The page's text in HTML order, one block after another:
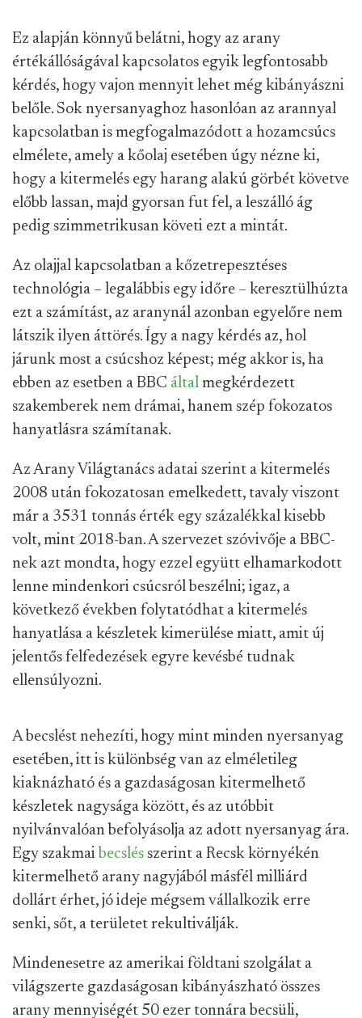
Ez alapján könnyű belátni, hogy az arany
értékállóságával kapcsolatos egyik legfontosabb
kérdés, hogy vajon mennyit lehet még kibányászni
belőle. Sok nyersanyaghoz hasonlóan az arannyal
kapcsolatban is megfogalmazódott a hozamcsúcs
elmélete, amely a kőolaj esetében úgy nézne ki,
hogy a kitermelés egy harang alakú görbét követve
előbb lassan, majd gyorsan fut fel, a leszálló ág
pedig szimmetrikusan követi ezt a mintát.
Az olajjal kapcsolatban a kőzetrepesztéses
technológia – legalábbis egy időre – keresztülhúzta
ezt a számítást, az aranynál azonban egyelőre nem
látszik ilyen áttörés. Így a nagy kérdés az, hol
járunk most a csúcshoz képest; még akkor is, ha
ebben az esetben a BBC által megkérdezett
szakemberek nem drámai, hanem szép fokozatos
hanyatlásra számítanak.
Az Arany Világtanács adatai szerint a kitermelés
2008 után fokozatosan emelkedett, tavaly viszont
már a 3531 tonnás érték egy százalékkal kisebb
volt, mint 2018-ban. A szervezet szóvivője a BBC-
nek azt mondta, hogy ezzel együtt elhamarkodott
lenne mindenkori csúcsról beszélni; igaz, a
következő években folytatódhat a kitermelés
hanyatlása a készletek kimerülése miatt, amit új
jelentős felfedezések egyre kevésbé tudnak
ellensúlyozni.
A becslést nehezíti, hogy mint minden nyersanyag
esetében, itt is különbség van az elméletileg
kiaknázható és a gazdaságosan kitermelhető
készletek nagysága között, és az utóbbit
nyilvánvalóan befolyásolja az adott nyersanyag ára.
Egy szakmai becslés szerint a Recsk környékén
kitermelhető arany nagyjából másfél milliárd
dollárt érhet, jó ideje mégsem vállalkozik erre
senki, sőt, a területet rekultiválják.
Mindenesetre az amerikai földtani szolgálat a
világszerte gazdaságosan kibányászható összes
arany mennyiségét 50 ezer tonnára becsüli,